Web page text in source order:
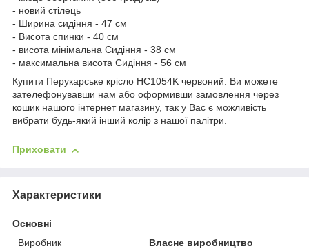
- новий стілець
- Ширина сидіння - 47 см
- Висота спинки - 40 см
- висота мінімальна Сидіння - 38 см
- максимальна висота Сидіння - 56 см
Купити Перукарське крісло HC1054K червоний. Ви можете
зателефонувавши нам або оформивши замовлення через
кошик нашого інтернет магазину, так у Вас є можливість
вибрати будь-який інший колір з нашої палітри.
Приховати
Характеристики
Основні
Виробник
Власне виробництво